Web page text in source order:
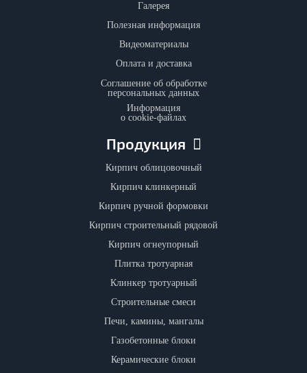
Галерея
Полезная информация
Видеоматериалы
Оплата и доставка
Соглашение об обработке
персональных данных
Информация
о cookie-файлах
Продукция
Кирпич облицовочный
Кирпич клинкерный
Кирпич ручной формовки
Кирпич строительный рядовой
Кирпич огнеупорный
Плитка тротуарная
Клинкер тротуарный
Строительные смеси
Печи, камины, мангалы
Газобетонные блоки
Керамические блоки